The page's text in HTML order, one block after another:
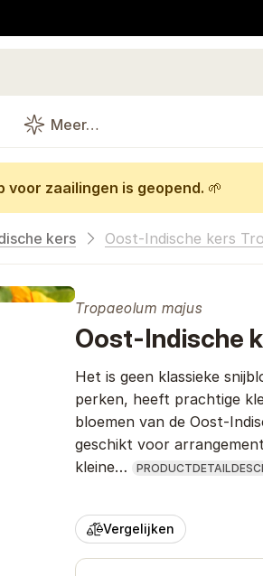
Meer…
voor zaailingen is geopend. 🌱
kers Oost-Indische kers
Tropaeolum majus
Oost-Indische
Het is geen klassieke
perken, heeft prachtige
bloemen van de Oost-
geschikt voor
kleine…
Vergelijken